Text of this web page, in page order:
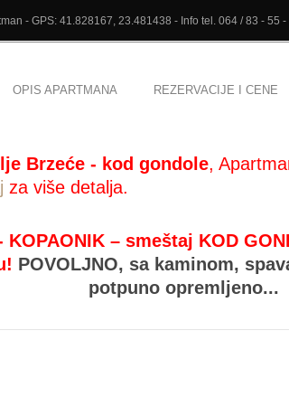
- GPS: 41.828167, 23.481438 - Info tel. 064 / 83 - 55 -
OPIS APARTMANA REZERVACIJE I CENE
Brzeće - kod gondole,
za više detalja.
KOPAONIK – smeštaj KOD
POVOLJNO, sa kaminom,
potpuno opremljeno...